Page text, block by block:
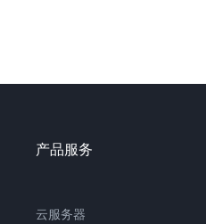
产品服务
云服务器